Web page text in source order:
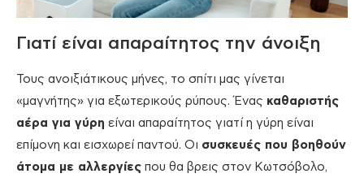
Γιατί είναι απαραίτητος την άνοιξη
Τους ανοιξιάτικους μήνες, το σπίτι μας γίνεται
«μαγνήτης» για εξωτερικούς ρύπους. Ένας καθαριστής
αέρα για γύρη είναι απαραίτητος γιατί η γύρη είναι
επίμονη και εισχωρεί παντού. Οι συσκευές που βοηθούν
άτομα με αλλεργίες που θα βρεις στον Κωτσόβολο,